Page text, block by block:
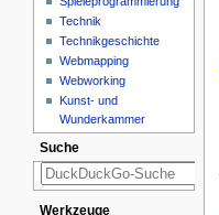
Technik
Technikgeschichte
Webmapping
Webworking
Kunst- und
Wunderkammer
Suche
Werkzeuge